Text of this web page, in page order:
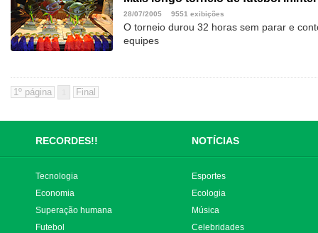
28/07/2005 9551 exibições
O torneio durou 32 horas sem parar e
equipes
RECORDES!! NOTÍCIAS
Tecnologia
Economia
Superação humana
Futebol
Esportes
Ecologia
Música
Celebridades